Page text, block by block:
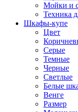
Мойки и
Техника
Шкафы-купе
Цвет
Серые
Темные
Черные
Светлые
Белые
Венге
Размер